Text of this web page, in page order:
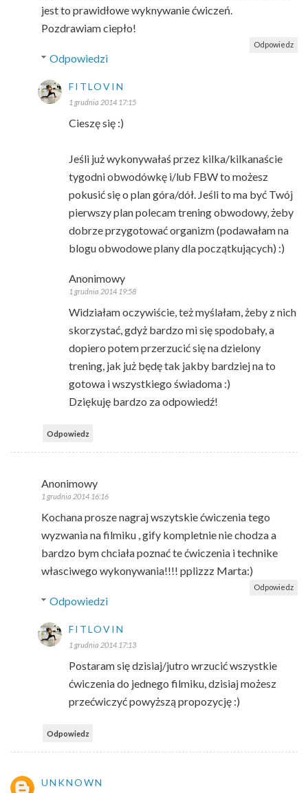
jest to prawidłowe wyknywanie ćwiczeń.
Pozdrawiam ciepło!
Odpowiedz
Odpowiedzi
FITLOVIN
1 grudnia 2014 17:15
Cieszę się :)
Jeśli już wykonywałaś przez kilka/kilkanaście
tygodni obwodówkę i/lub FBW to możesz
pokusić się o plan góra/dół. Jeśli to ma być Twój
pierwszy plan polecam trening obwodowy, żeby
dobrze przygotować organizm (podawałam na
blogu obwodowe plany dla początkujących) :)
Anonimowy
1 grudnia 2014 19:58
Widziałam oczywiście, też myślałam, żeby z nich
skorzystać, gdyż bardzo mi się spodobały, a
dopiero potem przerzucić się na dzielony
trening, jak już będę tak jakby bardziej na to
gotowa i wszystkiego świadoma :)
Dziękuję bardzo za odpowiedź!
Odpowiedz
Anonimowy
1 grudnia 2014 16:16
Kochana prosze nagraj wszytskie ćwiczenia tego
wyzwania na filmiku , gify kompletnie nie chodza a
bardzo bym chciała poznać te ćwiczenia i technike
własciwego wykonywania!!!! pplizzz Marta:)
Odpowiedz
Odpowiedzi
FITLOVIN
1 grudnia 2014 17:13
Postaram się dzisiaj/jutro wrzucić wszystkie
ćwiczenia do jednego filmiku, dzisiaj możesz
przećwiczyć powyższą propozycję :)
Odpowiedz
UNKNOWN